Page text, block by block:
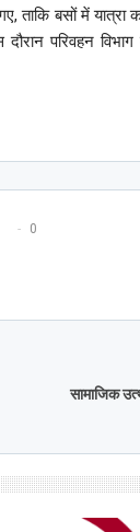
गए, ताकि बसों में
परिवहन विभाग
0
सामाजिक